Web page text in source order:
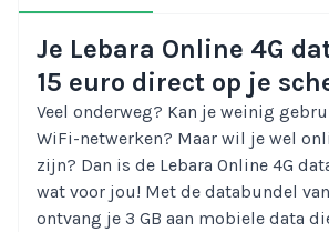
Je Lebara Online 4G
15 euro direct op je
Veel onderweg? Kan je weinig
WiFi-netwerken? Maar wil je wel
zijn? Dan is de Lebara Online 4G
wat voor jou! Met de databundel
ontvang je 3 GB aan mobiele data